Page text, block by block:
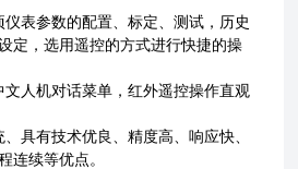
表参数的配置、标定、测试，历史
定，选用遥控的方式进行快捷的操
文人机对话菜单，红外遥控操作直观
具有技术优良、精度高、响应快、
连续等优点。